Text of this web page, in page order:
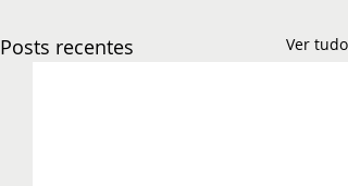
Posts recentes Ver tudo